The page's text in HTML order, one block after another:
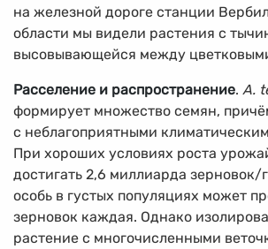
на железной дороге станции
области мы видели растения с
высовывающейся между
Расселение и распространение. A.
формирует множество семян,
с неблагоприятными
При хороших условиях роста
достигать 2,6 миллиарда зерновок/
особь в густых популяциях может
зерновок каждая. Однако
растение с многочисленными